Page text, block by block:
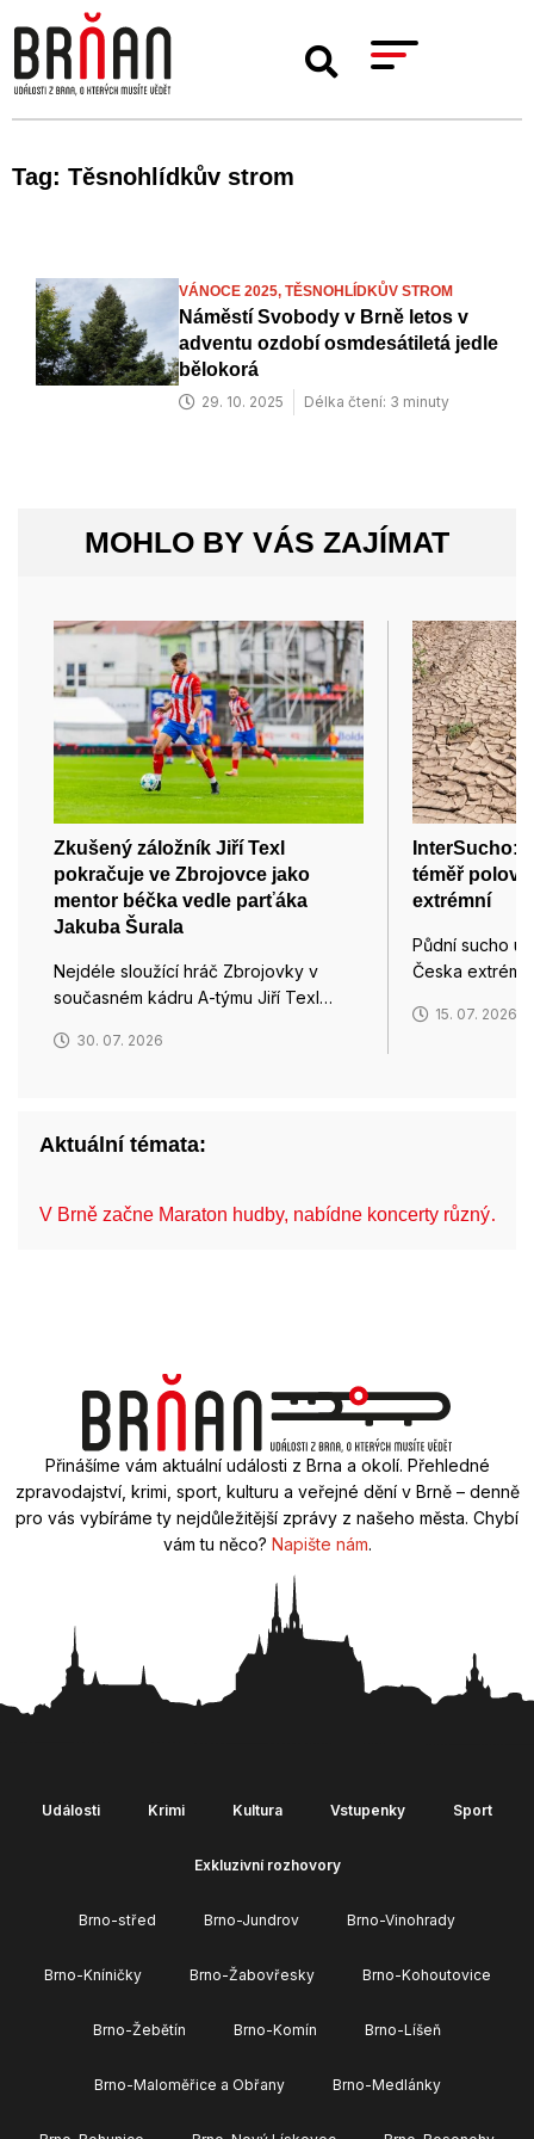
Tag: Těsnohlídkův strom
VÁNOCE 2025, TĚSNOHLÍDKŮV STROM
Náměstí Svobody v Brně letos v
adventu ozdobí osmdesátiletá jedle
bělokorá
29. 10. 2025 Délka čtení: 3 minuty
MOHLO BY VÁS ZAJÍMAT
Zkušený záložník Jiří Texl
pokračuje ve Zbrojovce jako
mentor béčka vedle parťáka
Jakuba Šurala
Nejdéle sloužící hráč Zbrojovky v
současném kádru A-týmu Jiří Texl…
30. 07. 2026
InterSucho:
téměř
extrémní
Půdní sucho
Česka
15. 07. 2026
Aktuální témata:
V Brně začne Maraton hudby, nabídne koncerty různý…
Přinášíme vám aktuální události z Brna a okolí. Přehledné
zpravodajství, krimi, sport, kulturu a veřejné dění v Brně – denně
pro vás vybíráme ty nejdůležitější zprávy z našeho města. Chybí
vám tu něco? Napište nám.
Události Krimi Kultura Vstupenky Sport
Exkluzivní rozhovory
Brno-střed Brno-Jundrov Brno-Vinohrady
Brno-Kníničky Brno-Žabovřesky Brno-Kohoutovice
Brno-Žebětín Brno-Komín Brno-Líšeň
Brno-Maloměřice a Obřany Brno-Medlánky